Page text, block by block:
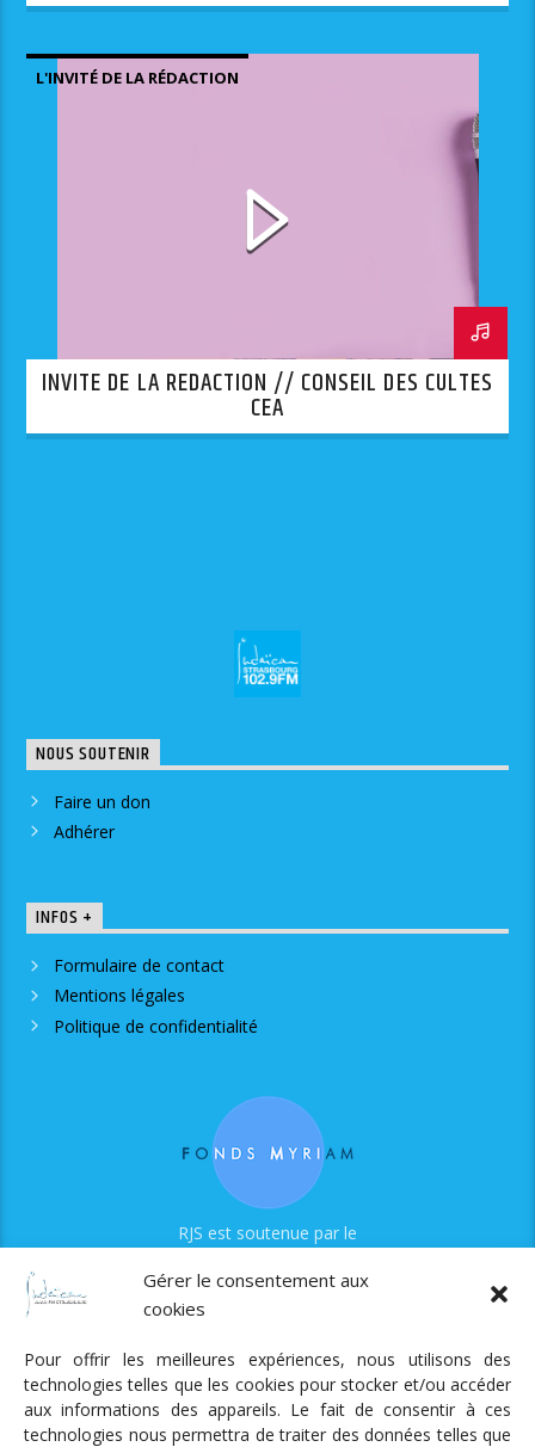
Gérer le consentement aux
cookies
Pour offrir les meilleures expériences, nous utilisons des
technologies telles que les cookies pour stocker et/ou accéder
aux informations des appareils. Le fait de consentir à ces
technologies nous permettra de traiter des données telles que
L'INVITÉ DE LA RÉDACTION
INVITE DE LA REDACTION // CONSEIL DES CULTES
CEA
NOUS SOUTENIR
Faire un don
Adhérer
INFOS +
Formulaire de contact
Mentions légales
Politique de confidentialité
RJS est soutenue par le